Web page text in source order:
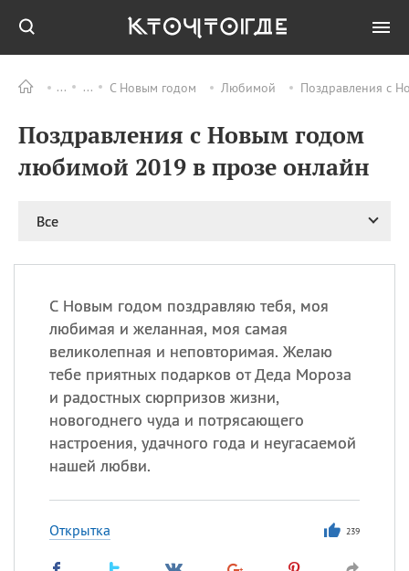
С Новым годом Любимой Поздравления с
Поздравления с Новым годом
любимой 2019 в прозе онлайн
Все
С Новым годом поздравляю тебя, моя
любимая и желанная, моя самая
великолепная и неповторимая. Желаю
тебе приятных подарков от Деда Мороза
и радостных сюрпризов жизни,
новогоднего чуда и потрясающего
настроения, удачного года и неугасаемой
нашей любви.
Открытка 239
ПРАЗДНИКИ Все
08.08 День «Счастье
случается» (Happiness
Happens Day)
великомученика
покровителя всех
врачей и целителя
больных
09.08 День книголюбов (Book
Lovers Day)
ИМЕНА
Все
Макар